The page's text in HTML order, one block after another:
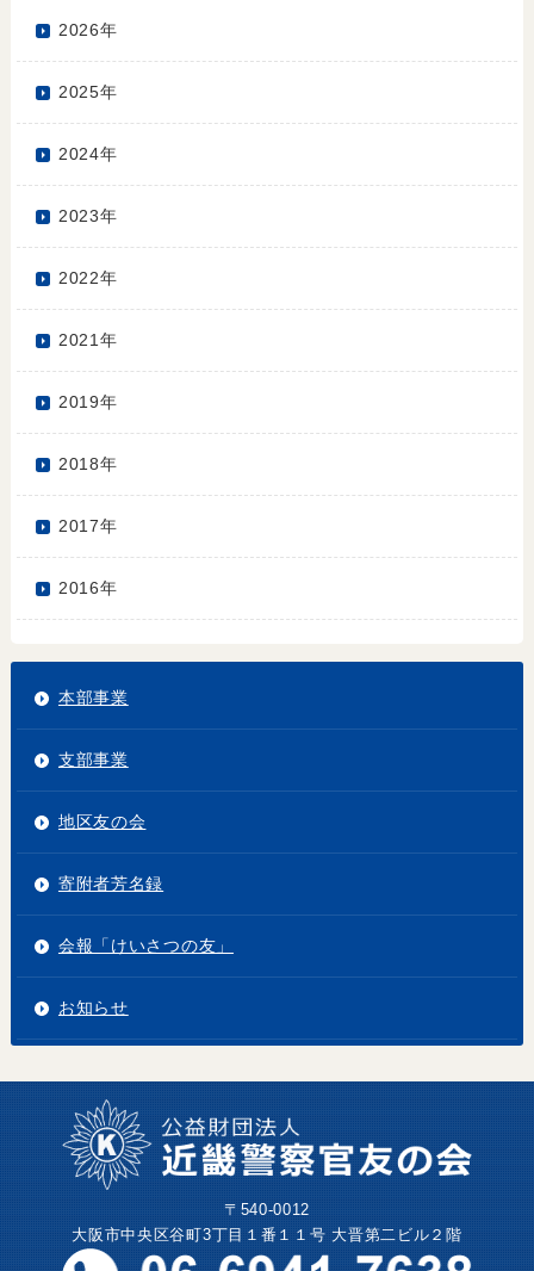
2026年
2025年
2024年
2023年
2022年
2021年
2019年
2018年
2017年
2016年
本部事業
支部事業
地区友の会
寄附者芳名録
会報「けいさつの友」
お知らせ
〒540-0012
大阪市中央区谷町3丁目１番１１号 大晋第二ビル２階